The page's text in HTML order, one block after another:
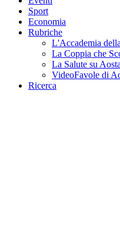
Sport
Economia
Rubriche
L'Accademia
La Coppia che
La Salute su
VideoFavole di
Ricerca